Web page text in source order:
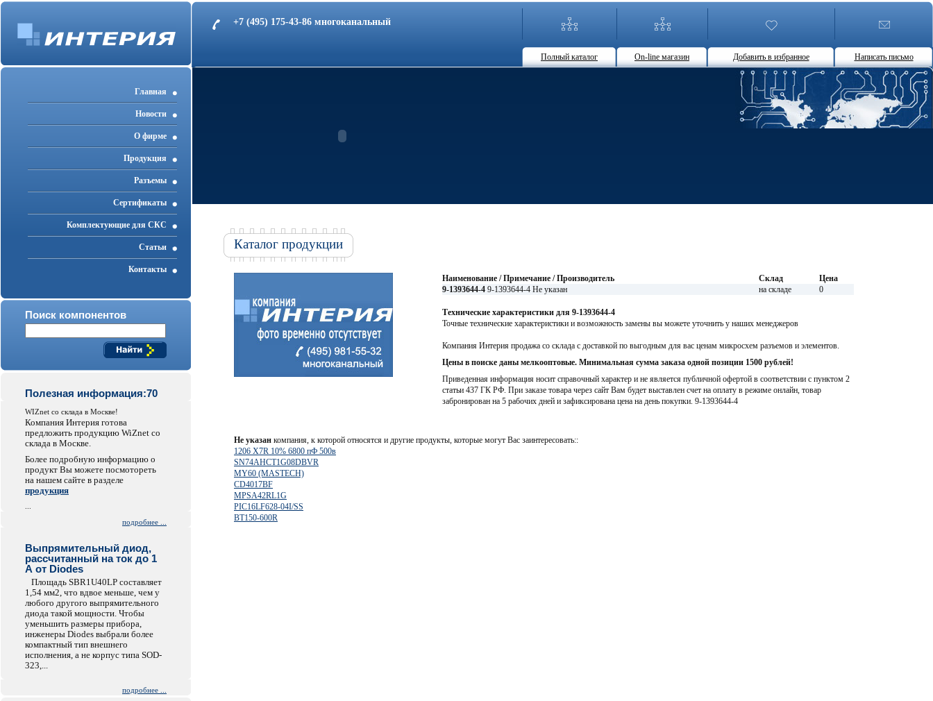
+7 (495) 175-43-86 многоканальный
Полный каталог On-line магазин Добавить в избранное Написать письмо
Главная
Новости
О фирме
Продукция
Разъемы
Cертификаты
Комплектующие для СКС
Статьи
Контакты
Поиск компонентов
Полезная информация:70
WIZnet со склада в Москве!
Компания Интерия готова
предложить продукцию WiZnet со
склада в Москве.
Более подробную информацию о
продукт Вы можете посмотореть
на нашем сайте в разделе
продукция
подробнее ...
Выпрямительный диод,
рассчитанный на ток до 1
А от Diodes
Площадь SBR1U40LP составляет
1,54 мм2, что вдвое меньше, чем у
любого другого выпрямительного
диода такой мощности. Чтобы
уменьшить размеры прибора,
инженеры Diodes выбрали более
компактный тип внешнего
исполнения, а не корпус типа SOD-
323,...
подробнее ...
Каталог продукции
Наименование / Примечание / Производитель Склад
Цена
9-1393644-4 9-1393644-4 Не указан на складе 0
Технические характеристики для 9-1393644-4
Точные технические характеристики и возможность замены вы можете уточнить у наших менеджеров
Компания Интерия продажа со склада с доставкой по выгодным для вас ценам микросхем разъемов и элементов.
Цены в поиске даны мелкооптовые. Минимальная сумма заказа одной позиции 1500 рублей!
Приведенная информация носит справочный характер и не является публичной офертой в соответствии с пунктом 2
статьи 437 ГК РФ. При заказе товара через сайт Вам будет выставлен счет на оплату в режиме онлайн, товар
забронирован на 5 рабочих дней и зафиксирована цена на день покупки. 9-1393644-4
Не указан компания, к которой относятся и другие продукты, которые могут Вас заинтересовать::
1206 X7R 10% 6800 пФ 500в
SN74AHCT1G08DBVR
MY60 (MASTECH)
CD4017BF
MPSA42RL1G
PIC16LF628-04I/SS
BT150-600R